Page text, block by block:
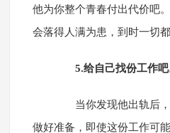
他为你整个青春付出代价吧
会落得人满为患，到时一切都
5.给自己找份工作吧
当你发现他出轨后，
做好准备，即使这份工作可